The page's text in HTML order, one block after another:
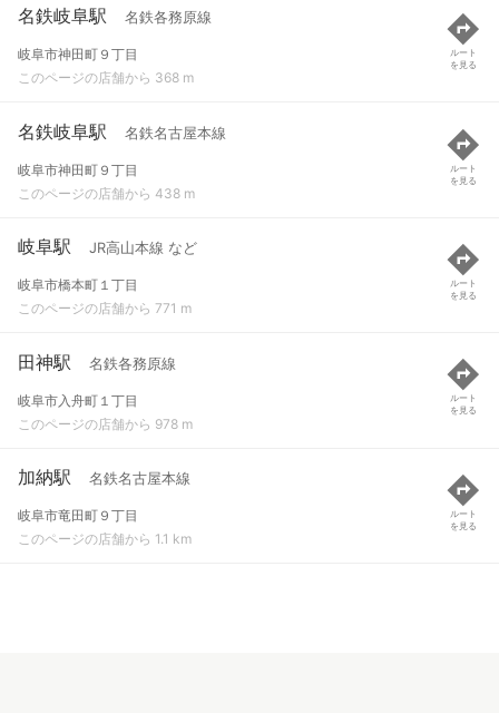
名鉄岐阜駅 名鉄各務原線
岐阜市神田町９丁目
このページの店舗から 368 m
ルート
を見る
名鉄岐阜駅 名鉄名古屋本線
岐阜市神田町９丁目
このページの店舗から 438 m
ルート
を見る
岐阜駅 JR高山本線 など
岐阜市橋本町１丁目
このページの店舗から 771 m
ルート
を見る
田神駅 名鉄各務原線
岐阜市入舟町１丁目
このページの店舗から 978 m
ルート
を見る
加納駅 名鉄名古屋本線
岐阜市竜田町９丁目
このページの店舗から 1.1 km
ルート
を見る